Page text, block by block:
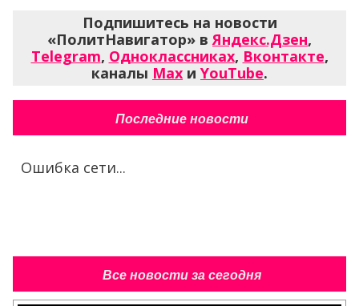
Подпишитесь на новости
«ПолитНавигатор» вЯндекс.Дзен,
Telegram, Одноклассниках, Вконтакте,
каналы Max и YouTube.
Последние новости
Ошибка сети...
Все новости за сегодня